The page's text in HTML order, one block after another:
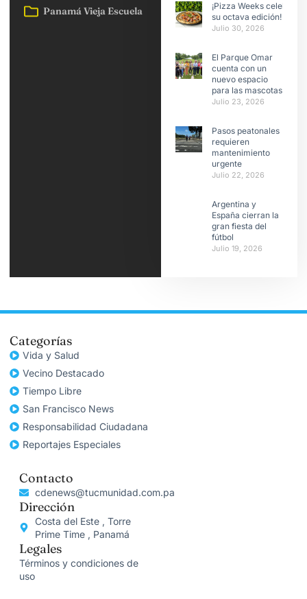
Panamá Vieja Escuela
¡Pizza Weeks celebra
su octava edición!
Julio 30, 2026
El Parque Omar
cuenta con un
nuevo espacio
para las mascotas
Julio 23, 2026
Pasos peatonales
requieren
mantenimiento
urgente
Julio 22, 2026
Argentina y
España cierran la
gran fiesta del
fútbol
Julio 19, 2026
Categorías
Vida y Salud
Vecino Destacado
Tiempo Libre
San Francisco News
Responsabilidad Ciudadana
Reportajes Especiales
Contacto
cdenews@tucmunidad.com.pa
Dirección
Costa del Este , Torre
Prime Time , Panamá
Legales
Términos y condiciones de
uso